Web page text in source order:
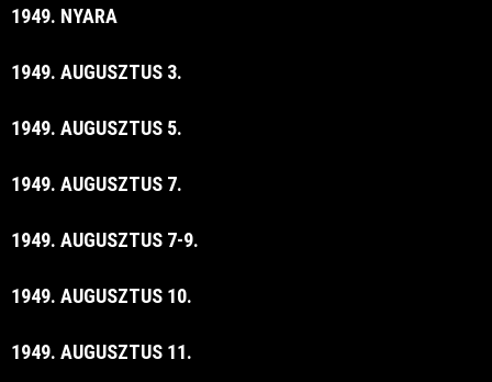
1949. NYARA
1949. AUGUSZTUS 3.
1949. AUGUSZTUS 5.
1949. AUGUSZTUS 7.
1949. AUGUSZTUS 7-9.
1949. AUGUSZTUS 10.
1949. AUGUSZTUS 11.